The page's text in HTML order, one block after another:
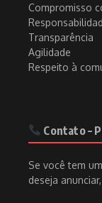
Compromisso
Transparência
Agilidade
Respeito à
Contato –
Se você tem
deseja